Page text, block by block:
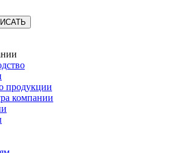
продукции
компании